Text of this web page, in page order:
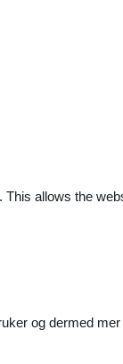
allows the
og dermed